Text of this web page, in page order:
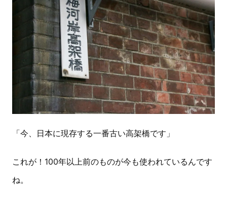
「今、日本に現存する一番古い高架橋です」
これが！100年以上前のものが今も使われているんです
ね。